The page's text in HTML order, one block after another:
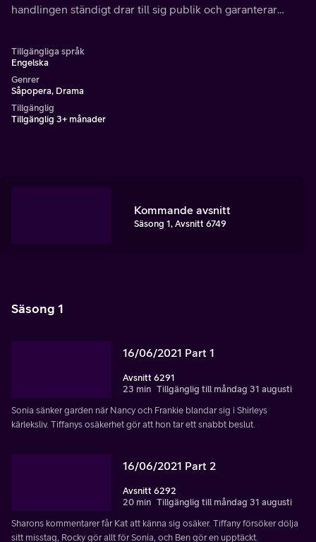
handlingen ständigt drar till sig publik och garanterar
Tillgängliga språk
Engelska
Genrer
Såpopera, Drama
Tillgänglig
Tillgänglig 3+ månader
Kommande avsnitt
Säsong 1, Avsnitt 6749
Säsong 1
16/06/2021 Part 1
Avsnitt 6291
23 min Tillgänglig till måndag 31 augusti
Sonia sänker garden när Nancy och Frankie blandar sig i Shirleys
kärleksliv. Tiffanys osäkerhet gör att hon tar ett snabbt beslut.
16/06/2021 Part 2
Avsnitt 6292
20 min Tillgänglig till måndag 31 augusti
Sharons kommentarer får Kat att känna sig osäker. Tiffany försöker dölja
sitt misstag, Rocky gör allt för Sonia, och Ben gör en upptäckt.